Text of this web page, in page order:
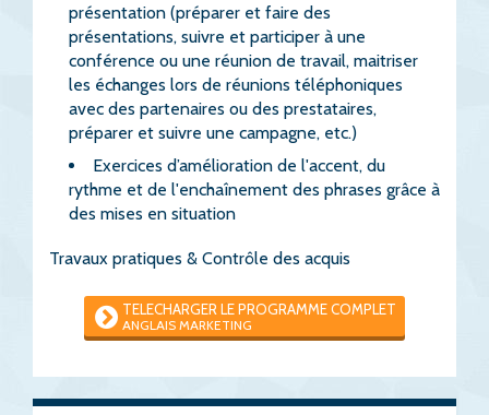
présentation (préparer et faire des
présentations, suivre et participer à une
conférence ou une réunion de travail, maitriser
les échanges lors de réunions téléphoniques
avec des partenaires ou des prestataires,
préparer et suivre une campagne, etc.)
Exercices d’amélioration de l'accent, du
rythme et de l'enchaînement des phrases grâce à
des mises en situation
Travaux pratiques & Contrôle des acquis
TELECHARGER LE PROGRAMME COMPLET
ANGLAIS MARKETING